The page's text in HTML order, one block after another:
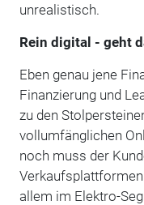
unrealistisch.
Rein digital - geht
Eben genau jene
Finanzierung und
zu den
vollumfänglichen
noch muss der
allem im Elektro-